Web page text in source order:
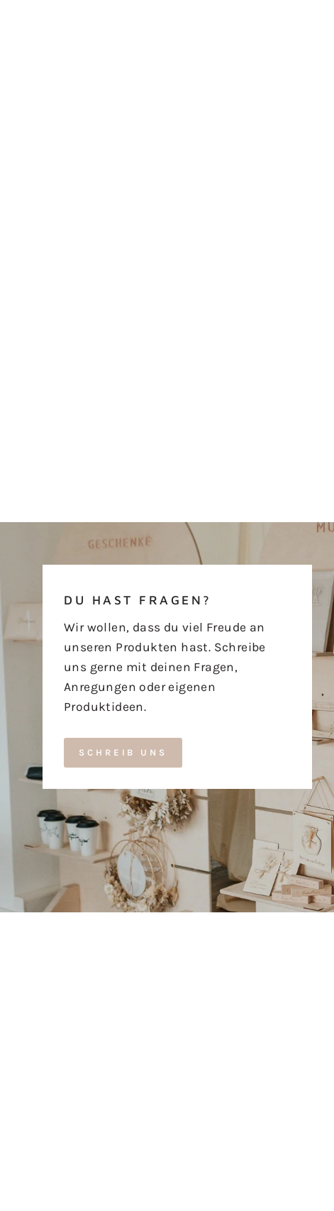
DU HAST FRAGEN?
Wir wollen, dass du viel Freude an
unseren Produkten hast. Schreibe
uns gerne mit deinen Fragen,
Anregungen oder eigenen
Produktideen.
SCHREIB UNS